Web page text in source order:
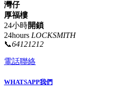
灣仔
厚福樓
24小時開鎖
24hours LOCKSMITH
📞64121212
電話聯絡
WHATSAPP我們